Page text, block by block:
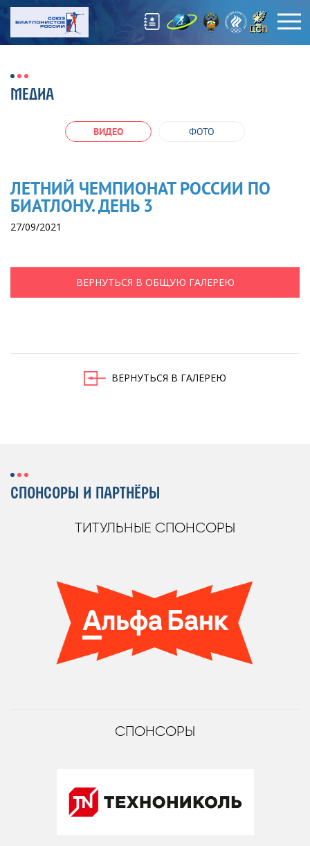
МЕДИА
ВИДЕО ФОТО
ЛЕТНИЙ ЧЕМПИОНАТ РОССИИ ПО
БИАТЛОНУ. ДЕНЬ 3
27/09/2021
ВЕРНУТЬСЯ В ОБЩУЮ ГАЛЕРЕЮ
ВЕРНУТЬСЯ В ГАЛЕРЕЮ
СПОНСОРЫ И ПАРТНЁРЫ
ТИТУЛЬНЫЕ СПОНСОРЫ
СПОНСОРЫ